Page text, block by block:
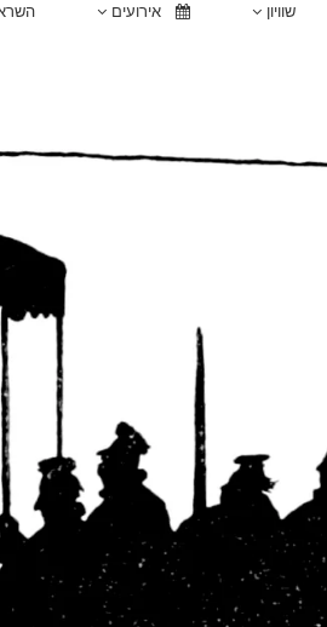
שוויון אירועים